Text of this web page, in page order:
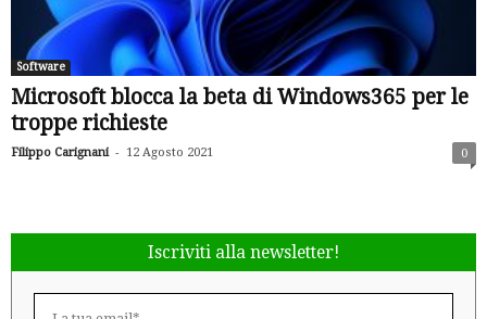
Software
Microsoft blocca la beta di Windows365 per le
troppe richieste
Filippo Carignani - 12 Agosto 2021 0
Iscriviti alla newsletter!